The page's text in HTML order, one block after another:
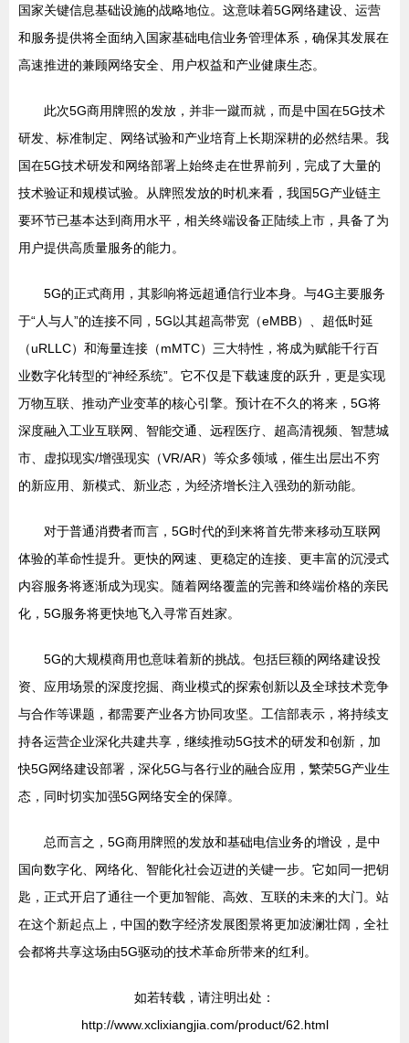
国家关键信息基础设施的战略地位。这意味着5G网络建设、运营
和服务提供将全面纳入国家基础电信业务管理体系，确保其发展在
高速推进的兼顾网络安全、用户权益和产业健康生态。
此次5G商用牌照的发放，并非一蹴而就，而是中国在5G技术
研发、标准制定、网络试验和产业培育上长期深耕的必然结果。我
国在5G技术研发和网络部署上始终走在世界前列，完成了大量的
技术验证和规模试验。从牌照发放的时机来看，我国5G产业链主
要环节已基本达到商用水平，相关终端设备正陆续上市，具备了为
用户提供高质量服务的能力。
5G的正式商用，其影响将远超通信行业本身。与4G主要服务
于“人与人”的连接不同，5G以其超高带宽（eMBB）、超低时延
（uRLLC）和海量连接（mMTC）三大特性，将成为赋能千行百
业数字化转型的“神经系统”。它不仅是下载速度的跃升，更是实现
万物互联、推动产业变革的核心引擎。预计在不久的将来，5G将
深度融入工业互联网、智能交通、远程医疗、超高清视频、智慧城
市、虚拟现实/增强现实（VR/AR）等众多领域，催生出层出不穷
的新应用、新模式、新业态，为经济增长注入强劲的新动能。
对于普通消费者而言，5G时代的到来将首先带来移动互联网
体验的革命性提升。更快的网速、更稳定的连接、更丰富的沉浸式
内容服务将逐渐成为现实。随着网络覆盖的完善和终端价格的亲民
化，5G服务将更快地飞入寻常百姓家。
5G的大规模商用也意味着新的挑战。包括巨额的网络建设投
资、应用场景的深度挖掘、商业模式的探索创新以及全球技术竞争
与合作等课题，都需要产业各方协同攻坚。工信部表示，将持续支
持各运营企业深化共建共享，继续推动5G技术的研发和创新，加
快5G网络建设部署，深化5G与各行业的融合应用，繁荣5G产业生
态，同时切实加强5G网络安全的保障。
总而言之，5G商用牌照的发放和基础电信业务的增设，是中
国向数字化、网络化、智能化社会迈进的关键一步。它如同一把钥
匙，正式开启了通往一个更加智能、高效、互联的未来的大门。站
在这个新起点上，中国的数字经济发展图景将更加波澜壮阔，全社
会都将共享这场由5G驱动的技术革命所带来的红利。
如若转载，请注明出处：
http://www.xclixiangjia.com/product/62.html